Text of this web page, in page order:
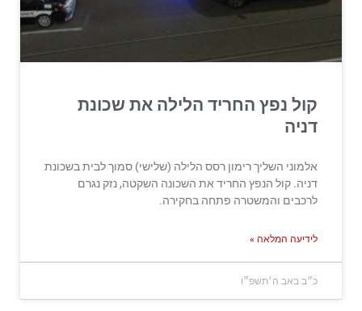
קול נפץ החריד הלילה את שכונת
דניה
אלמוני השליך רימון רסס הלילה (שלישי) סמוך לבית בשכונת
דניה. קול הנפץ החריד את השכונה השקטה, נזק נגרם
לרכבים והמשטרה פתחה בחקירה.
לידיעה המלאה »
כ״ב באב ה׳תשפ״ו